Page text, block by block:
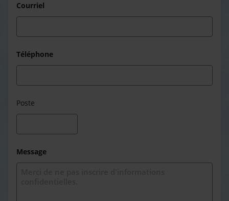
Courriel
Téléphone
Poste
Message